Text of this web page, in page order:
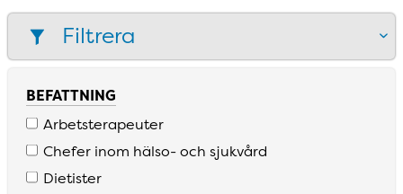
Filtrera
BEFATTNING
Arbetsterapeuter
Chefer inom hälso­- och sjukvård
Dietister